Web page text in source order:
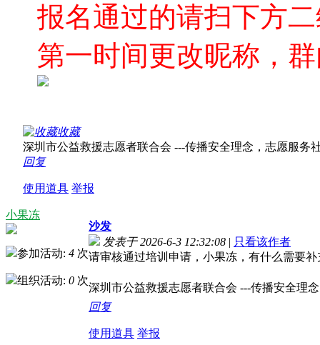
报名通过的请扫下方
第一时间更改昵称，
收藏
深圳市公益救援志愿者联合会 ---传播安全理念，志愿服务
回复
使用道具 举报
小果冻
参加活动: 4 次
组织活动: 0 次
沙发
发表于 2026-6-3 12:32:08 | 只看该作者
请审核通过培训申请，小果冻，有什么需要
深圳市公益救援志愿者联合会 ---传播安全理
回复
使用道具 举报